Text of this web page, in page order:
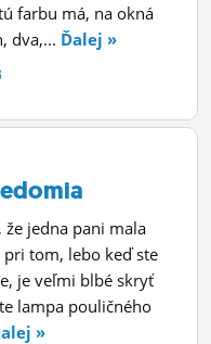
farbu má, na okná
dva,... Ďalej »
že jedna pani mala
tom, lebo keď ste
je veľmi blbé skryť
lampa pouličného
»